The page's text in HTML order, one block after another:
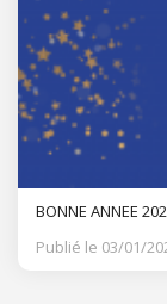
BONNE ANNEE
Publié le 03/01/